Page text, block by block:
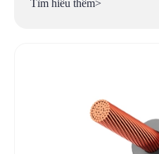
Tìm hiểu thêm>